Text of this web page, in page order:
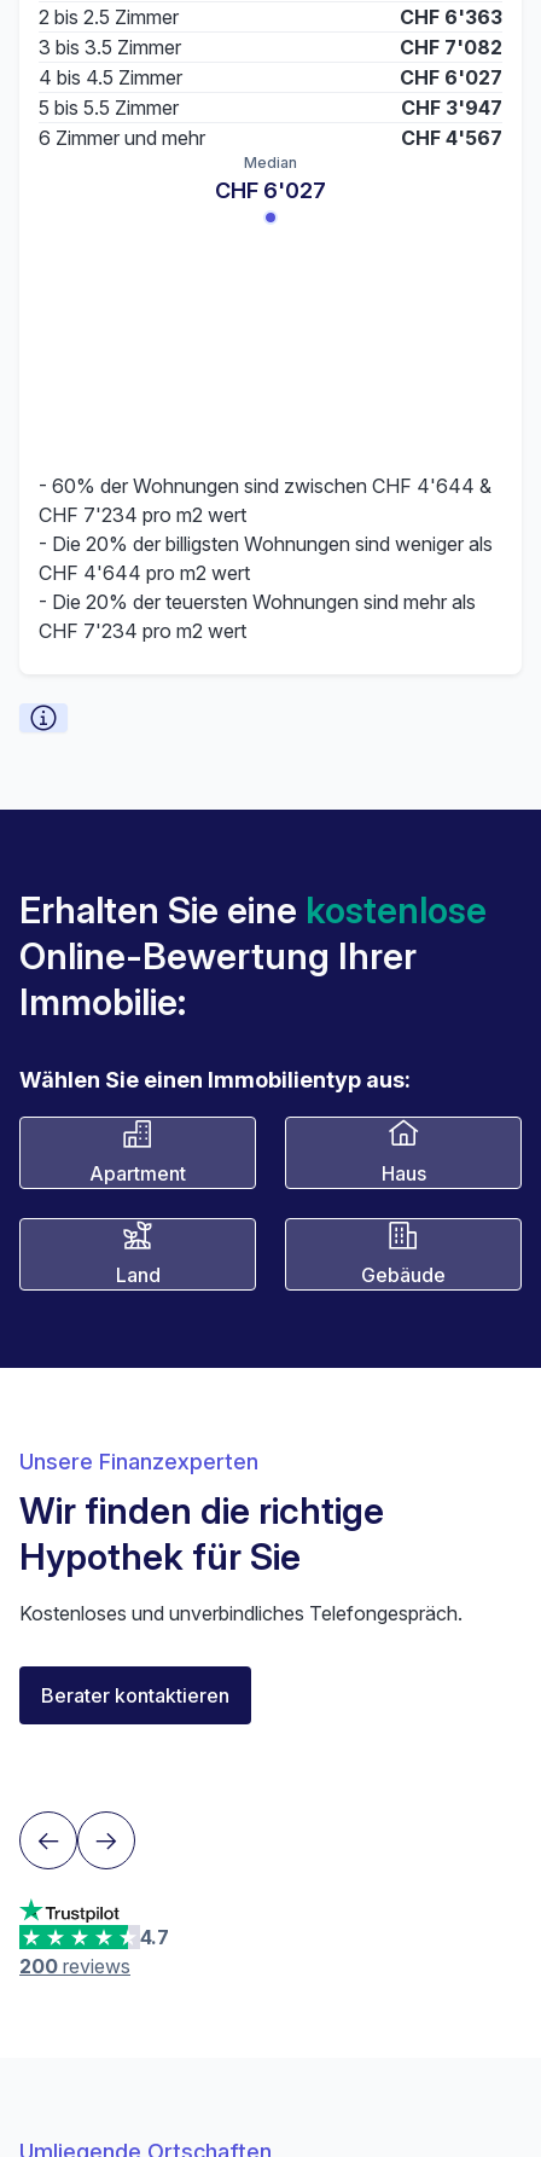
2 bis 2.5 Zimmer
CHF 6'363
3 bis 3.5 Zimmer
CHF 7'082
4 bis 4.5 Zimmer
CHF 6'027
5 bis 5.5 Zimmer
CHF 3'947
6 Zimmer und mehr
CHF 4'567
Median
CHF 6'027
- 60% der Wohnungen sind zwischen CHF 4'644 &
CHF 7'234 pro m2 wert
- Die 20% der billigsten Wohnungen sind weniger als
CHF 4'644 pro m2 wert
- Die 20% der teuersten Wohnungen sind mehr als
CHF 7'234 pro m2 wert
Erhalten Sie eine kostenlose
Online-Bewertung Ihrer
Immobilie:
Wählen Sie einen Immobilientyp aus:
Apartment Haus
Land Gebäude
Unsere Finanzexperten
Wir finden die richtige
Hypothek für Sie
Kostenloses und unverbindliches Telefongespräch.
Berater kontaktieren
Elisa Longo
Finanzierungsberaterin IAF
4.7
200 reviews
Umliegende Ortschaften